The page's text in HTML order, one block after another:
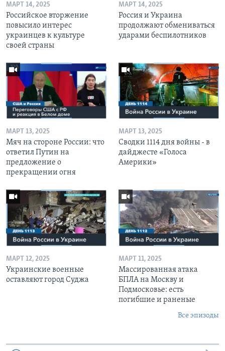
МАРТ 14, 2025
Российское вторжение
повысило интерес
украинцев к культуре
своей страны
МАРТ 14, 2025
Россия и Украина
продолжают обмениваться
ударами беспилотников
МАРТ 13, 2025
Мяч на стороне России: что
ответил Путин на
предложение о
прекращении огня
МАРТ 13, 2025
Сводки 1114 дня войны - в
дайджесте «Голоса
Америки»
МАРТ 12, 2025
Украинские военные
оставляют город Суджа
МАРТ 11, 2025
Массированная атака
БПЛА на Москву и
Подмосковье: есть
погибшие и раненые
Все эпизоды